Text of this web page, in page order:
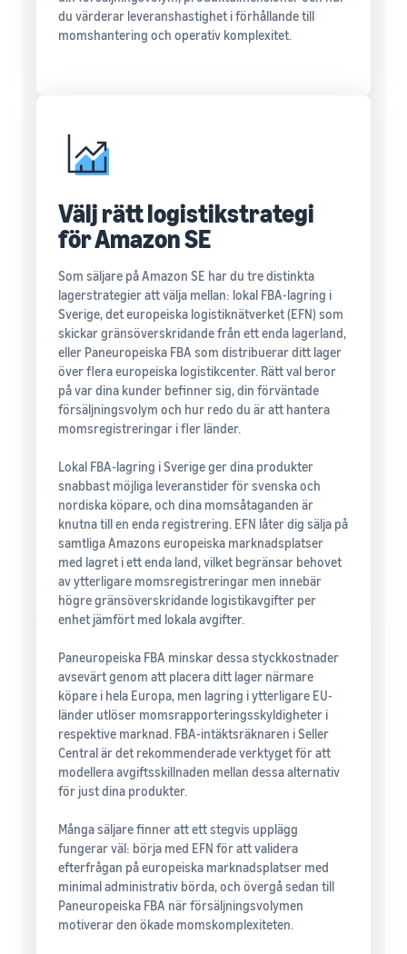
du värderar leveranshastighet i förhållande till
momshantering och operativ komplexitet.
Välj rätt logistikstrategi
för Amazon SE
Som säljare på Amazon SE har du tre distinkta
lagerstrategier att välja mellan: lokal FBA-lagring i
Sverige, det europeiska logistiknätverket (EFN) som
skickar gränsöverskridande från ett enda lagerland,
eller Paneuropeiska FBA som distribuerar ditt lager
över flera europeiska logistikcenter. Rätt val beror
på var dina kunder befinner sig, din förväntade
försäljningsvolym och hur redo du är att hantera
momsregistreringar i fler länder.
Lokal FBA-lagring i Sverige ger dina produkter
snabbast möjliga leveranstider för svenska och
nordiska köpare, och dina momsåtaganden är
knutna till en enda registrering. EFN låter dig sälja på
samtliga Amazons europeiska marknadsplatser
med lagret i ett enda land, vilket begränsar behovet
av ytterligare momsregistreringar men innebär
högre gränsöverskridande logistikavgifter per
enhet jämfört med lokala avgifter.
Paneuropeiska FBA minskar dessa styckkostnader
avsevärt genom att placera ditt lager närmare
köpare i hela Europa, men lagring i ytterligare EU-
länder utlöser momsrapporteringsskyldigheter i
respektive marknad. FBA-intäktsräknaren i Seller
Central är det rekommenderade verktyget för att
modellera avgiftsskillnaden mellan dessa alternativ
för just dina produkter.
Många säljare finner att ett stegvis upplägg
fungerar väl: börja med EFN för att validera
efterfrågan på europeiska marknadsplatser med
minimal administrativ börda, och övergå sedan till
Paneuropeiska FBA när försäljningsvolymen
motiverar den ökade momskomplexiteten.